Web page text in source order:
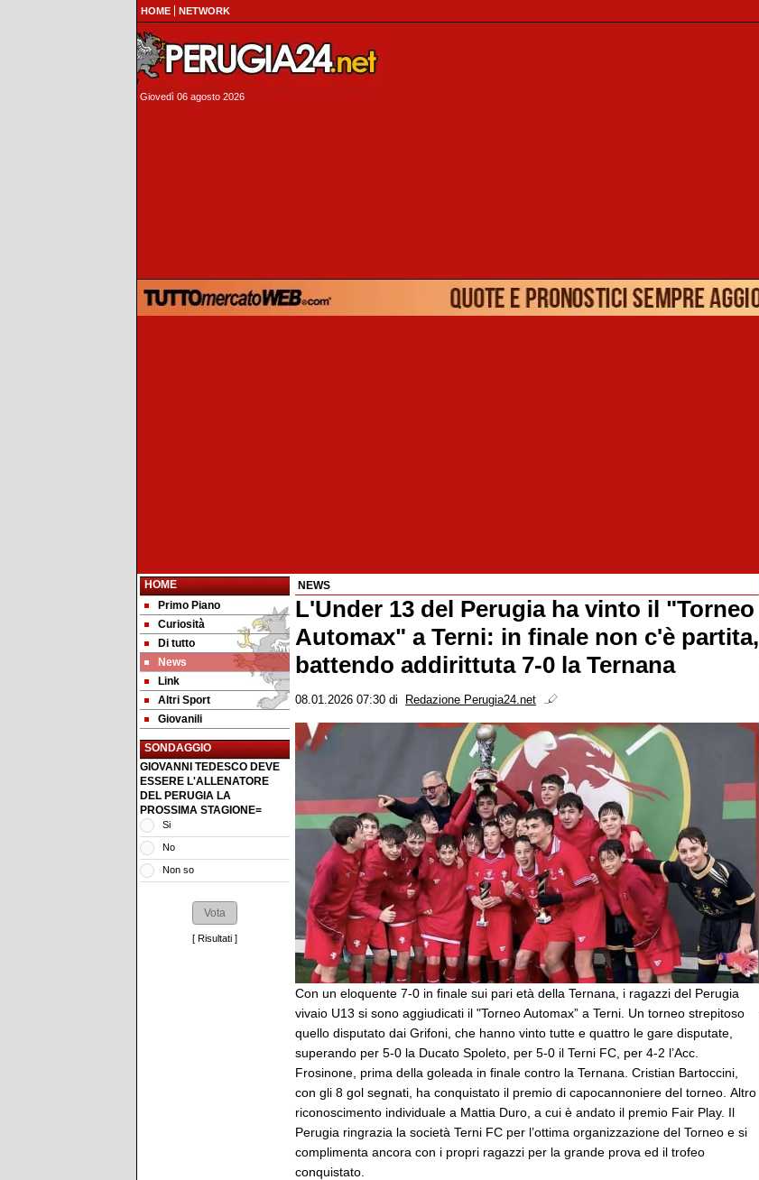
HOME NETWORK
Giovedì 06 agosto 2026
HOME
Primo Piano
Curiosità
Di tutto
News
Link
Altri Sport
Giovanili
SONDAGGIO
GIOVANNI TEDESCO DEVE
ESSERE L'ALLENATORE
DEL PERUGIA LA
PROSSIMA STAGIONE=
Si
No
Non so
[ Risultati ]
NEWS
L'Under 13 del Perugia ha vinto il "Torneo
Automax" a Terni: in finale non c'è partita,
battendo addirittuta 7-0 la Ternana
08.01.2026 07:30 di Redazione Perugia24.net
Con un eloquente 7-0 in finale sui pari età della Ternana, i ragazzi del Perugia
vivaio U13 si sono aggiudicati il "Torneo Automax” a Terni. Un torneo strepitoso
quello disputato dai Grifoni, che hanno vinto tutte e quattro le gare disputate,
superando per 5-0 la Ducato Spoleto, per 5-0 il Terni FC, per 4-2 l’Acc.
Frosinone, prima della goleada in finale contro la Ternana. Cristian Bartoccini,
con gli 8 gol segnati, ha conquistato il premio di capocannoniere del torneo. Altro
riconoscimento individuale a Mattia Duro, a cui è andato il premio Fair Play. Il
Perugia ringrazia la società Terni FC per l’ottima organizzazione del Torneo e si
complimenta ancora con i propri ragazzi per la grande prova ed il trofeo
conquistato.